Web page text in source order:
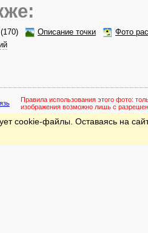
(170) Описание точки
Фото
Правила использования этого фото:
изображения возможно лишь с
cookie-файлы. Оставаясь на